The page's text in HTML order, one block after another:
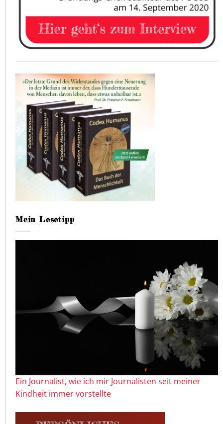
Mein Lesetipp
Ein Journalist, wie ich mir Journalisten seit meiner
Kindheit immer vorstellte